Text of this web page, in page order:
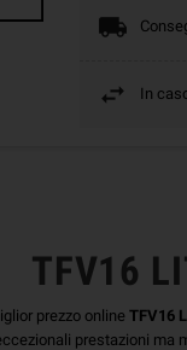
In
TFV16
prezzo online TFV16
prestazioni ma